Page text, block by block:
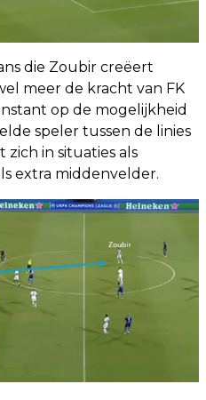
die Zoubir creëert
meer de kracht van FK
op de mogelijkheid
speler tussen de linies
zich in situaties als
extra middenvelder.